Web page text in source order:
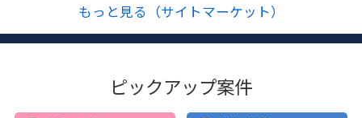
もっと見る（サイトマーケット）
ピックアップ案件